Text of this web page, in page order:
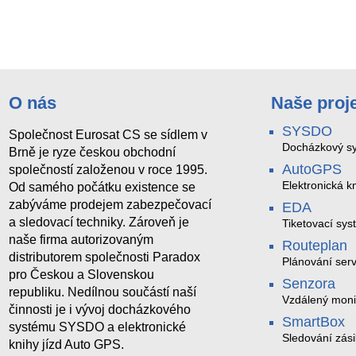
O nás
Společnost Eurosat CS se sídlem v
Brně je ryze českou obchodní
společností založenou v roce 1995.
Od samého počátku existence se
zabýváme prodejem zabezpečovací
a sledovací techniky. Zároveň je
naše firma autorizovaným
distributorem společnosti Paradox
pro Českou a Slovenskou
republiku. Nedílnou součástí naší
činnosti je i vývoj docházkového
systému SYSDO a elektronické
knihy jízd Auto GPS.
Naše
SYSDO
Docházkový
AutoGPS
Elektronická
EDA
Tiketovací
Routeplan
Plánování
Senzora
Vzdálený
SmartBox
Sledování